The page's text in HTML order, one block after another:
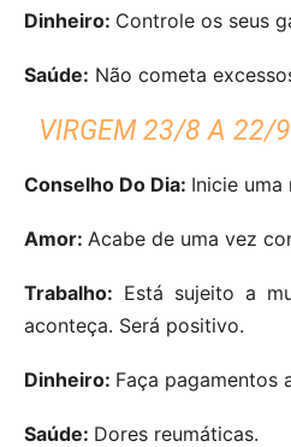
Dinheiro: Controle os seus
Saúde: Não cometa
VIRGEM 23/8 A 22/9
Conselho Do Dia: Inicie uma
Amor: Acabe de uma vez
Trabalho: Está sujeito a
aconteça. Será positivo.
Dinheiro: Faça pagamentos
Saúde: Dores reumáticas.